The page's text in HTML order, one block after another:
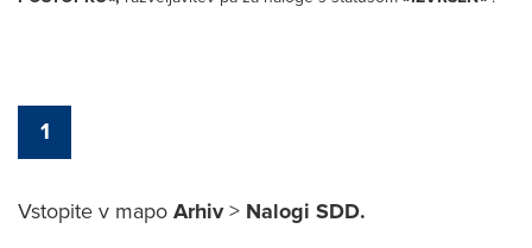
1
Vstopite v mapo Arhiv> Nalogi SDD.